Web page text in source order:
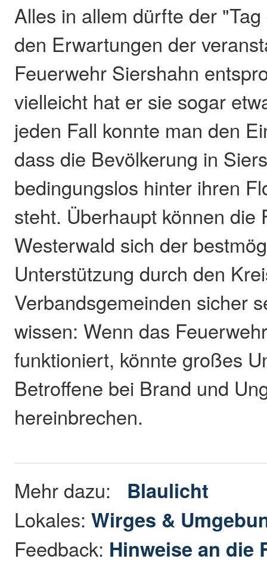
Alles in allem dürfte der
den Erwartungen der
Feuerwehr Siershahn
vielleicht hat er sie sogar
jeden Fall konnte man den
dass die Bevölkerung in
bedingungslos hinter ihren
steht. Überhaupt können die
Westerwald sich der
Unterstützung durch den
Verbandsgemeinden sicher
wissen: Wenn das
funktioniert, könnte großes
Betroffene bei Brand und
hereinbrechen.
Mehr dazu: Blaulicht
Lokales:Wirges &
Feedback: Hinweise an die